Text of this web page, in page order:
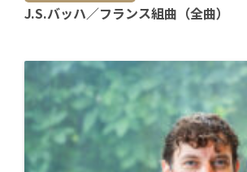
J.S.バッハ／フランス組曲（全曲）